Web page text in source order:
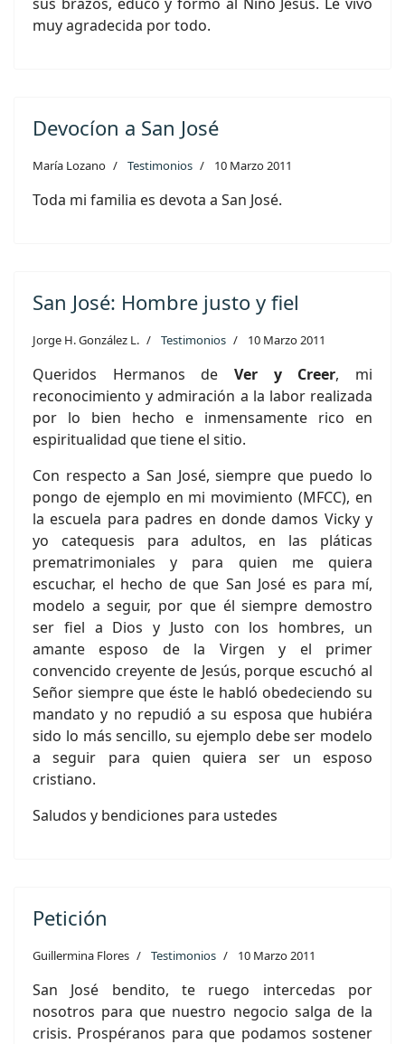
muy agradecida por todo.
Devocíon a San José
María Lozano Testimonios 10 Marzo 2011
Toda mi familia es devota a San José.
San José: Hombre justo y fiel
Jorge H. González L. Testimonios 10 Marzo 2011
Queridos Hermanos de Ver y Creer, mi
reconocimiento y admiración a la labor realizada
por lo bien hecho e inmensamente rico en
espiritualidad que tiene el sitio.
Con respecto a San José, siempre que puedo lo
pongo de ejemplo en mi movimiento (MFCC), en
la escuela para padres en donde damos Vicky y
yo catequesis para adultos, en las pláticas
prematrimoniales y para quien me quiera
escuchar, el hecho de que San José es para mí,
modelo a seguir, por que él siempre demostro
ser fiel a Dios y Justo con los hombres, un
amante esposo de la Virgen y el primer
convencido creyente de Jesús, porque escuchó al
Señor siempre que éste le habló obedeciendo su
mandato y no repudió a su esposa que hubiéra
sido lo más sencillo, su ejemplo debe ser modelo
a seguir para quien quiera ser un esposo
cristiano.
Saludos y bendiciones para ustedes
Petición
Guillermina Flores Testimonios 10 Marzo 2011
San José bendito, te ruego intercedas por
nosotros para que nuestro negocio salga de la
crisis. Prospéranos para que podamos sostener